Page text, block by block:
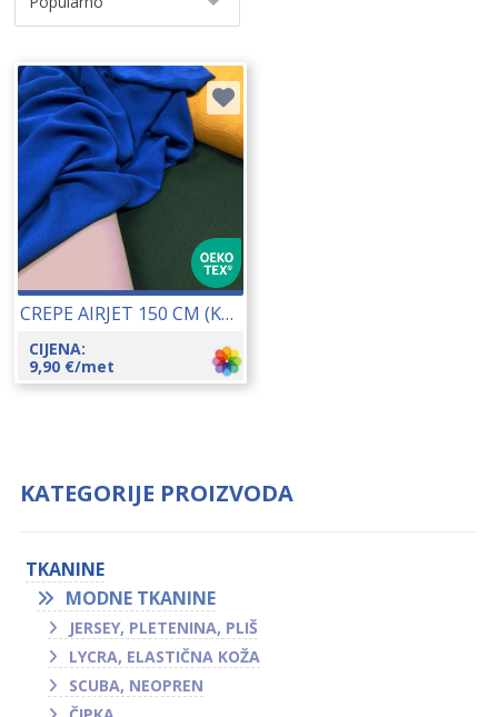
CREPE AIRJET 150 CM (K0736) 19069
CIJENA:
9,90 €/met
KATEGORIJE PROIZVODA
TKANINE
MODNE TKANINE
JERSEY, PLETENINA, PLIŠ
LYCRA, ELASTIČNA KOŽA
SCUBA, NEOPREN